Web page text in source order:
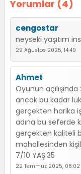
Yorumlar (4)
cengostar
neyseki yaşıtım
29 Ağustos 2025, 14:49
Ahmet
Oyunun
ancak bu kadar
gerçekten harika
adına bu seferde
gerçekten kaliteli
mahallesinden
7/10 YAŞ:35
22 Temmuz 2025, 08:02